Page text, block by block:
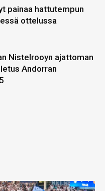
painaa hattutempun
ottelussa
Nistelrooyn ajattoman
Andorran